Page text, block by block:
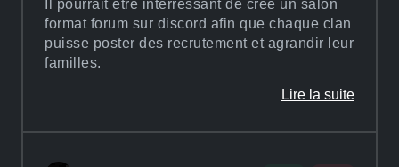
Il pourrait etre interressant de cree un salon
format forum sur discord afin que chaque clan
puisse poster des recrutement et agrandir leur
familles.
Lire la suite